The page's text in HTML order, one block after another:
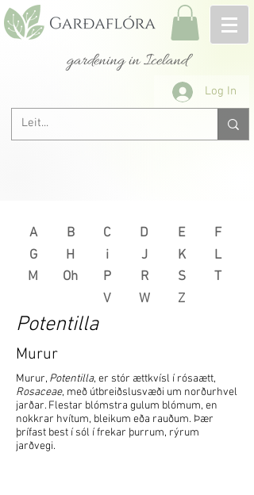
gardening in Iceland
Log In
A B C D E
F
G
M
H
i
Oh
P
J
R
K
L
S
T
V
W Z
Potentilla
Murur
Murur, Potentilla, er stór ættkvísl í rósaætt,
Rosaceae, með útbreiðslusvæði um norðurhvel
jarðar. Flestar blómstra gulum blómum, en
nokkrar hvítum, bleikum eða rauðum. Þær
þrífast best í sól í frekar þurrum, rýrum
jarðvegi.​